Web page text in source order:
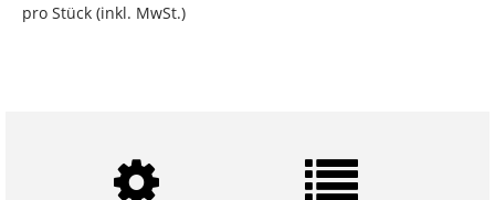
pro Stück (inkl. MwSt.)